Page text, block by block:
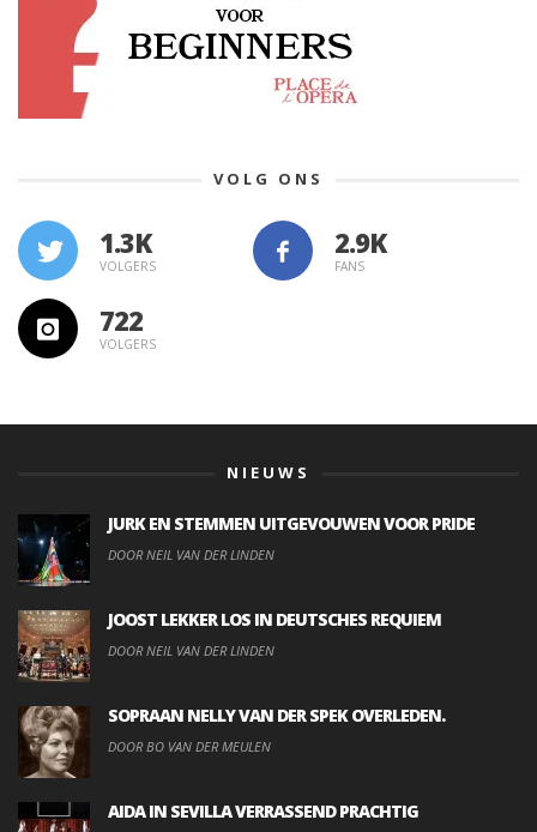
VOLG ONS
1.3K
VOLGERS FANS
722
VOLGERS
NIEUWS
JURK EN STEMMEN UITGEVOUWEN VOOR PRIDE
DOOR NEIL VAN DER LINDEN
JOOST LEKKER LOS IN DEUTSCHES REQUIEM
DOOR NEIL VAN DER LINDEN
SOPRAAN NELLY VAN DER SPEK OVERLEDEN.
DOOR BO VAN DER MEULEN
AIDA IN SEVILLA VERRASSEND PRACHTIG